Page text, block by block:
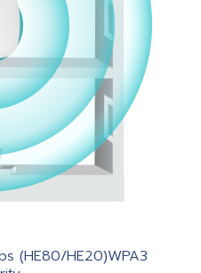
(HE80/HE20)WPA3